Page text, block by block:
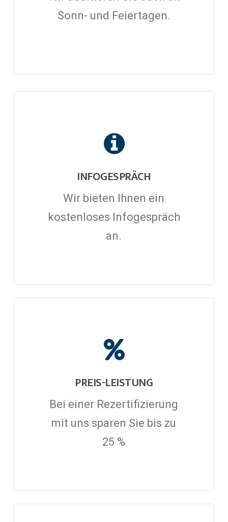
Sonn- und Feiertagen.
INFOGESPRÄCH
Wir bieten Ihnen ein
kostenloses Infogespräch
an.
PREIS-LEISTUNG
Bei einer Rezertifizierung
mit uns sparen Sie bis zu
25 %